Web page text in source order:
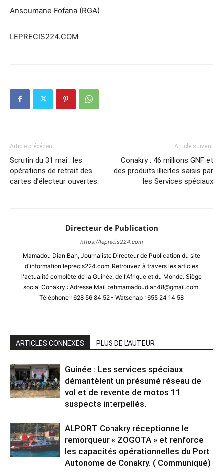
Ansoumane Fofana (RGA)
LEPRECIS224.COM
Article précédent
Scrutin du 31 mai : les
opérations de retrait des
cartes d’électeur ouvertes.
Article suivant
Conakry : 46 millions GNF et
des produits illicites saisis par
les Services spéciaux
Directeur de Publication
https://leprecis224.com
Mamadou Dian Bah, Journaliste Directeur de Publication du site
d'information leprecis224.com. Retrouvez à travers les articles
l'actualité complète de la Guinée, de l'Afrique et du Monde. Siège
social Conakry : Adresse Mail bahmamadoudian48@gmail.com.
Téléphone : 628 56 84 52 - Watschap : 655 24 14 58
ARTICLES CONNEXES PLUS DE L'AUTEUR
Guinée : Les services spéciaux
démantèlent un présumé réseau de
vol et de revente de motos 11
suspects interpellés.
ALPORT Conakry réceptionne le
remorqueur « ZOGOTA » et renforce
les capacités opérationnelles du Port
Autonome de Conakry. ( Communiqué)